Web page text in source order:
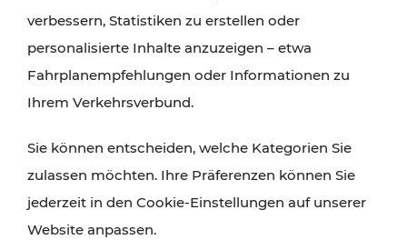
verbessern, Statistiken zu erstellen oder
personalisierte Inhalte anzuzeigen – etwa
Fahrplanempfehlungen oder Informationen zu
Ihrem Verkehrsverbund.
Sie können entscheiden, welche Kategorien Sie
zulassen möchten. Ihre Präferenzen können Sie
jederzeit in den Cookie-Einstellungen auf unserer
Website anpassen.